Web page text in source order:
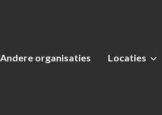
Andere organisaties Locaties